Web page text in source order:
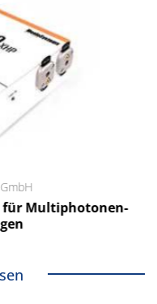
für Multiphotonen-